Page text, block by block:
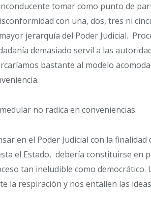
tomar como punto de
con una, dos, tres ni
jerarquía del Poder Judicial.
demasiado servil a las
bastante al modelo
no radica en conveniencias.
en el Poder Judicial con la
el Estado, debería constituirse en
tan ineludible como
la respiración y nos entallen las